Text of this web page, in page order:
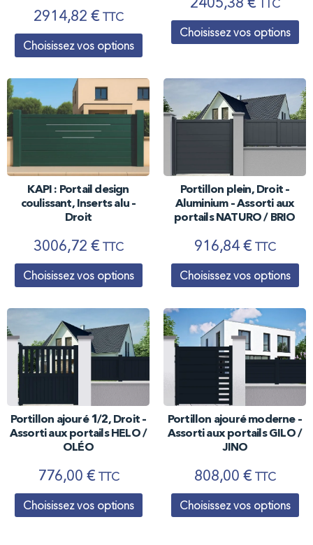
2914,82 € TTC
Choisissez vos options
TTC
Choisissez vos options
KAPI : Portail design
coulissant, Inserts alu –
Droit
3006,72 € TTC
Choisissez vos options
Portillon plein, Droit –
Aluminium – Assorti aux
portails NATURO / BRIO
916,84 € TTC
Choisissez vos options
Portillon ajouré 1/2, Droit –
Assorti aux portails HELO /
OLÉO
776,00 € TTC
Choisissez vos options
Portillon ajouré moderne –
Assorti aux portails GILO /
JINO
808,00 € TTC
Choisissez vos options